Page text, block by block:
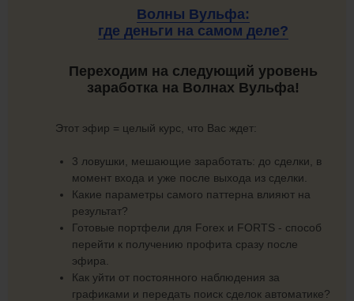
Волны Вульфа:
где деньги на самом деле?
Переходим на следующий уровень
заработка на Волнах Вульфа!
Этот эфир = целый курс, что Вас ждет:
3 ловушки, мешающие заработать: до сделки, в
момент входа и уже после выхода из сделки.
Какие параметры самого паттерна влияют на
результат?
Готовые портфели для Forex и FORTS - способ
перейти к получению профита сразу после
эфира.
Как уйти от постоянного наблюдения за
графиками и передать поиск сделок автоматике?